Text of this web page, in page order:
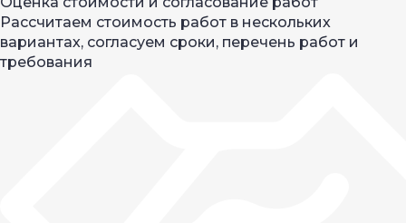
Рассчитаем стоимость работ в нескольких
вариантах, согласуем сроки, перечень работ и
требования